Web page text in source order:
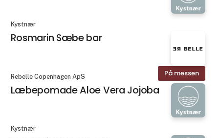
Kystnær
Rosmarin Sæbe bar
På messen
Rebelle Copenhagen ApS
Læbepomade Aloe Vera Jojoba
Kystnær